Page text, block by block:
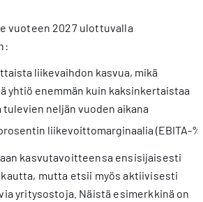
vuoteen 2027 ulottuvalla
liikevaihdon kasvua, mikä
yhtiö enemmän kuin kaksinkertaistaa
neljän vuoden aikana
liikevoittomarginaalia (EBITA-
kasvutavoitteensa ensisijaisesti
mutta etsii myös aktiivisesti
yritysostoja. Näistä esimerkkinä on